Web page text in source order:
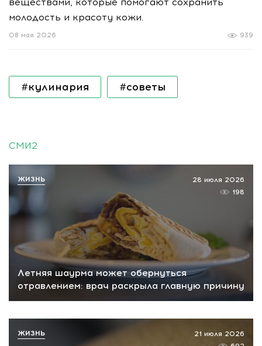
молодость и красоту кожи.
939
08 мая 2026
#кулинария #советы
СМИ2
Летняя шаурма может обернуться
отравлением: врач раскрыла главную причину
28 июля 2026
198
ЖИЗНЬ
21 июля 2026
ЖИЗНЬ